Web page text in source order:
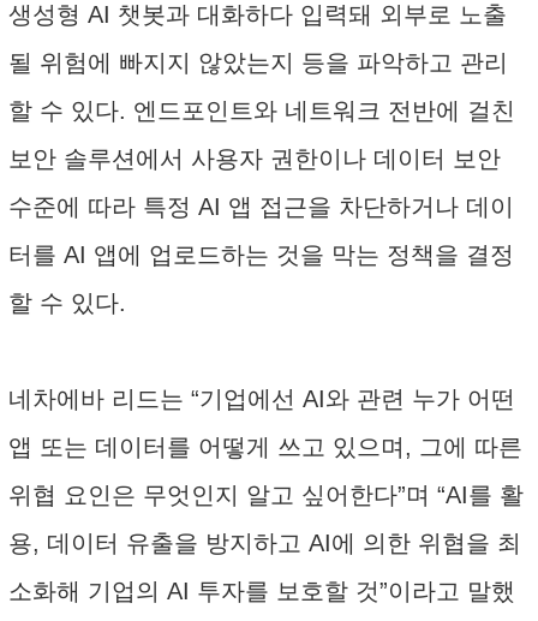
생성형 AI 챗봇과 대화하다 입력돼 외부로 노출
될 위험에 빠지지 않았는지 등을 파악하고 관리
할 수 있다. 엔드포인트와 네트워크 전반에 걸친
보안 솔루션에서 사용자 권한이나 데이터 보안
수준에 따라 특정 AI 앱 접근을 차단하거나 데이
터를 AI 앱에 업로드하는 것을 막는 정책을 결정
할 수 있다.
네차에바 리드는 “기업에선 AI와 관련 누가 어떤
앱 또는 데이터를 어떻게 쓰고 있으며, 그에 따른
위협 요인은 무엇인지 알고 싶어한다”며 “AI를 활
용, 데이터 유출을 방지하고 AI에 의한 위협을 최
소화해 기업의 AI 투자를 보호할 것”이라고 말했